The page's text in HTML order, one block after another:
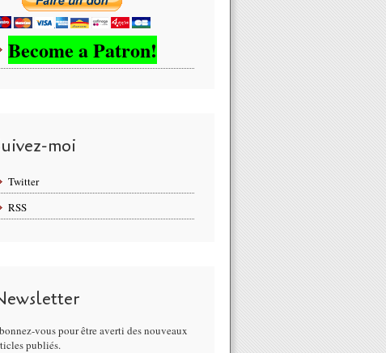
Become a Patron!
moi
Twitter
RSS
vous pour être averti des nouveaux
publiés.